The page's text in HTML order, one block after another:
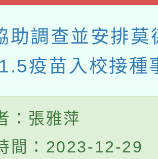
助調查並安排莫
疫苗入校接種
：張雅萍
間：2023-12-29